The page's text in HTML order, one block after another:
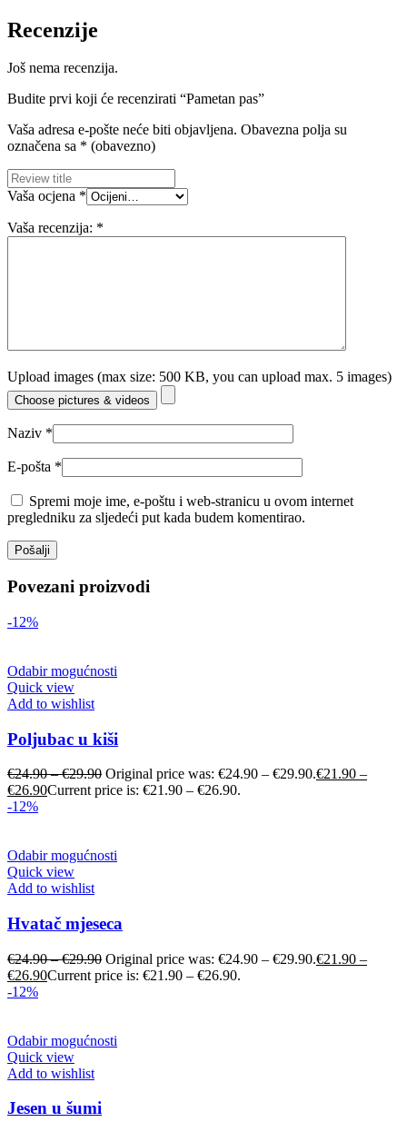
Recenzije
Još nema recenzija.
Budite prvi koji će recenzirati “Pametan pas”
Vaša adresa e-pošte neće biti objavljena. Obavezna polja su
označena sa * (obavezno)
Vaša ocjena *
Vaša recenzija: *
Upload images (max size: 500 KB, you can upload max. 5 images)
Choose pictures & videos
Naziv *
E-pošta *
Spremi moje ime, e-poštu i web-stranicu u ovom internet
pregledniku za sljedeći put kada budem komentirao.
Povezani proizvodi
-12%
Odabir mogućnosti
Quick view
Add to wishlist
Poljubac u kiši
€24.90–€29.90 Original price was: €24.90 – €29.90.€21.90 –
€26.90Current price is: €21.90 – €26.90.
-12%
Odabir mogućnosti
Quick view
Add to wishlist
Hvatač mjeseca
€24.90–€29.90 Original price was: €24.90 – €29.90.€21.90 –
€26.90Current price is: €21.90 – €26.90.
-12%
Odabir mogućnosti
Quick view
Add to wishlist
Jesen u šumi